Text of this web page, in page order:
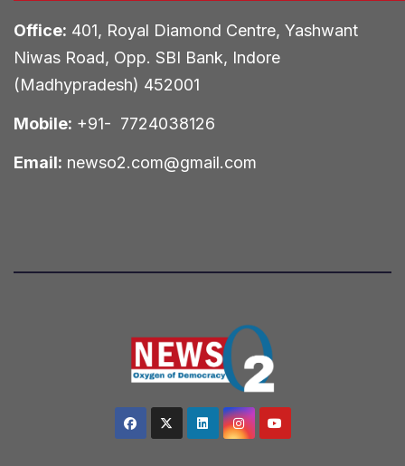
Office: 401, Royal Diamond Centre, Yashwant
Niwas Road, Opp. SBI Bank, Indore
(Madhypradesh) 452001
Mobile: +91- 7724038126
Email: newso2.com@gmail.com